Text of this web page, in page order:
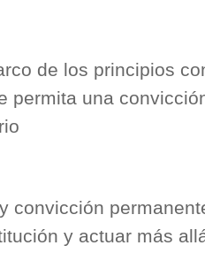
de los principios
permita una
convicción
y actuar más